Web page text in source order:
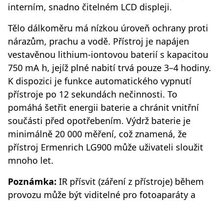
interním, snadno čitelném LCD displeji.
Tělo dálkoměru má nízkou úroveň ochrany proti
nárazům, prachu a vodě. Přístroj je napájen
vestavěnou lithium-iontovou baterií s kapacitou
750 mA h, jejíž plné nabití trvá pouze 3–4 hodiny.
K dispozici je funkce automatického vypnutí
přístroje po 12 sekundách nečinnosti. To
pomáhá šetřit energii baterie a chránit vnitřní
součásti před opotřebením. Výdrž baterie je
minimálně 20 000 měření, což znamená, že
přístroj Ermenrich LG900 může uživateli sloužit
mnoho let.
Poznámka: IR přísvit (záření z přístroje) během
provozu může být viditelné pro fotoaparáty a